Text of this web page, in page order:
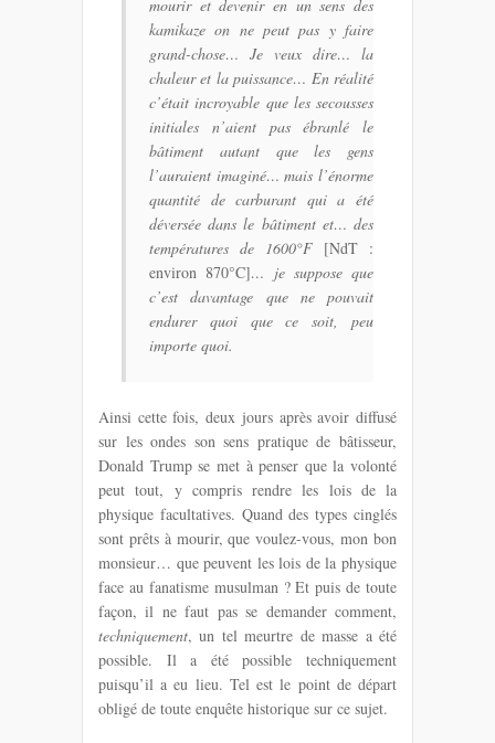
mourir et devenir en un sens des
kamikaze on ne peut pas y faire
grand-chose… Je veux dire… la
chaleur et la puissance… En réalité
c’était incroyable que les secousses
initiales n’aient pas ébranlé le
bâtiment autant que les gens
l’auraient imaginé… mais l’énorme
quantité de carburant qui a été
déversée dans le bâtiment et… des
températures de 1600°F [NdT :
environ 870°C]… je suppose que
c’est davantage que ne pouvait
endurer quoi que ce soit, peu
importe quoi.
Ainsi cette fois, deux jours après avoir diffusé
sur les ondes son sens pratique de bâtisseur,
Donald Trump se met à penser que la volonté
peut tout, y compris rendre les lois de la
physique facultatives. Quand des types cinglés
sont prêts à mourir, que voulez-vous, mon bon
monsieur… que peuvent les lois de la physique
face au fanatisme musulman ? Et puis de toute
façon, il ne faut pas se demander comment,
techniquement, un tel meurtre de masse a été
possible. Il a été possible techniquement
puisqu’il a eu lieu. Tel est le point de départ
obligé de toute enquête historique sur ce sujet.